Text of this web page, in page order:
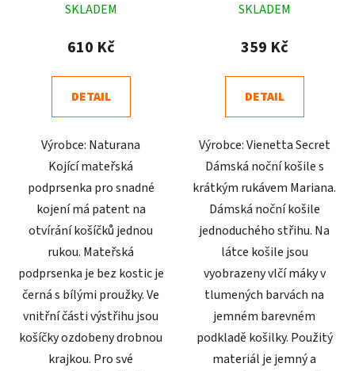
hodnocení
produktu
4,9
z
hvězdiček.
SKLADEM
610 Kč
DETAIL
Výrobce: Naturana
Kojící mateřská
podprsenka pro snadné
kojení má patent na
otvírání košíčků jednou
rukou. Mateřská
podprsenka je bez kostic je
černá s bílými proužky. Ve
vnitřní části výstřihu jsou
košíčky ozdobeny drobnou
krajkou. Pro své
hodnocení
produktu
4,5
z
hvězdiček.
SKLADEM
359 Kč
DETAIL
Výrobce: Vienetta Secret
Dámská noční košile s
krátkým rukávem Mariana.
Dámská noční košile
jednoduchého střihu. Na
látce košile jsou
vyobrazeny vlčí máky v
tlumených barvách na
jemném barevném
podkladě košilky. Použitý
materiál je jemný a